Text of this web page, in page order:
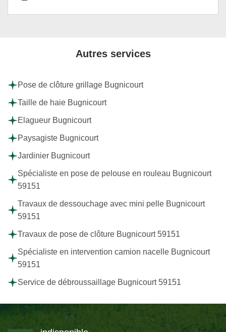
Autres services
Pose de clôture grillage Bugnicourt
Taille de haie Bugnicourt
Elagueur Bugnicourt
Paysagiste Bugnicourt
Jardinier Bugnicourt
Spécialiste en pose de pelouse en rouleau Bugnicourt
59151
Travaux de dessouchage avec mini pelle Bugnicourt
59151
Travaux de pose de clôture Bugnicourt 59151
Spécialiste en intervention camion nacelle Bugnicourt
59151
Service de débroussaillage Bugnicourt 59151